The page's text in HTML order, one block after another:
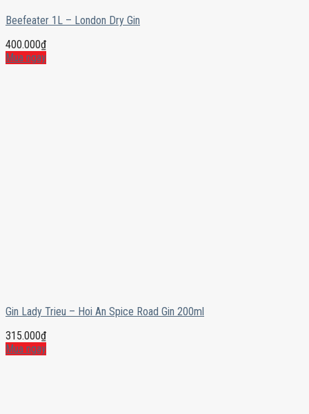
Beefeater 1L – London Dry Gin
400.000₫
Mua ngay
Gin Lady Trieu – Hoi An Spice Road Gin 200ml
315.000₫
Mua ngay